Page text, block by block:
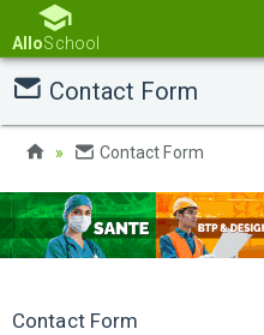
AlloSchool
Contact Form
Contact Form
Contact Form